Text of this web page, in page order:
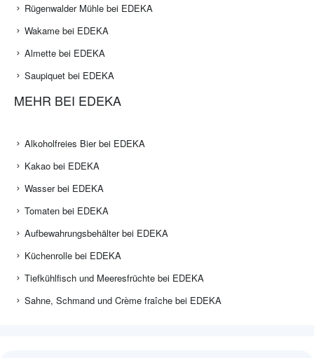
Rügenwalder Mühle bei EDEKA
Wakame bei EDEKA
Almette bei EDEKA
Saupiquet bei EDEKA
MEHR BEI EDEKA
Alkoholfreies Bier bei EDEKA
Kakao bei EDEKA
Wasser bei EDEKA
Tomaten bei EDEKA
Aufbewahrungsbehälter bei EDEKA
Küchenrolle bei EDEKA
Tiefkühlfisch und Meeresfrüchte bei EDEKA
Sahne, Schmand und Crème fraîche bei EDEKA